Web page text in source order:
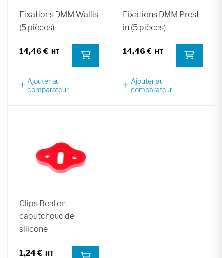
Fixations DMM Wallis
(5 pièces)
14,46 €
Ajouter au
comparateur
Fixations DMM Prest-
in (5 pièces)
14,46 €
Ajouter au
comparateur
Clips Beal en
caoutchouc de
silicone
1,24 €